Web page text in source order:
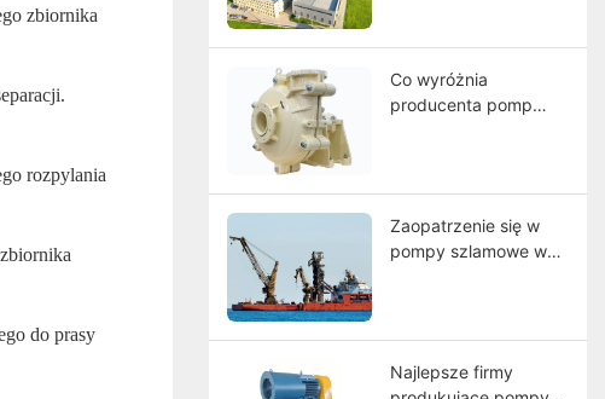
zbiornika
rozpylania
do prasy
pompach
szlamowych,
rozwiązaniach pomp
przemysłowych
Co wyróżnia
producenta pomp
Zaopatrzenie się w
pompy szlamowe w
Najlepsze firmy